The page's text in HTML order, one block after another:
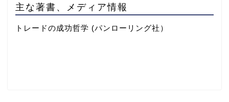
主な著書、メディア情報
トレードの成功哲学 (パンローリング社）